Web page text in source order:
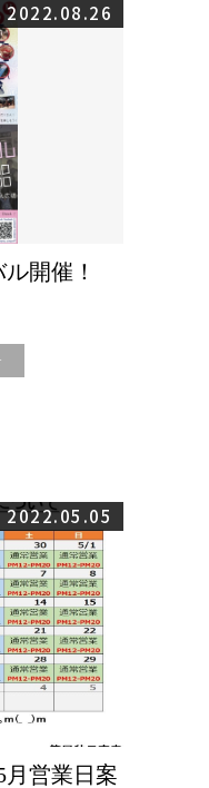
2022.08.26
開催！
2022.05.05
月営業日案